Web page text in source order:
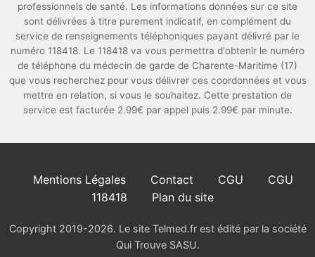
professionnels de santé. Les informations données sur ce site
sont délivrées à titre purement indicatif, en complément du
service de renseignements téléphoniques payant délivré par le
numéro 118418. Le 118418 va vous permettra d'obtenir le numéro
de téléphone du médecin de garde de Charente-Maritime (17)
que vous recherchez pour vous délivrer ces coordonnées et vous
mettre en relation, si vous le souhaitez. Cette prestation de
service est facturée 2.99€ par appel puis 2.99€ par minute.
Mentions Légales Contact CGU
CGU
118418
Plan du site
Copyright 2019-2026. Le site Telmed.fr est édité par la société
Qui Trouve SASU.